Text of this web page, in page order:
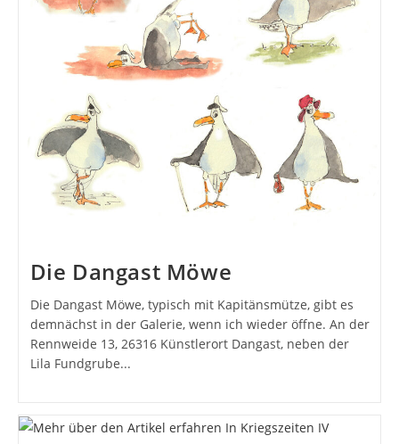
Die Dangast Möwe
Die Dangast Möwe, typisch mit Kapitänsmütze, gibt es
demnächst in der Galerie, wenn ich wieder öffne. An der
Rennweide 13, 26316 Künstlerort Dangast, neben der
Lila Fundgrube...